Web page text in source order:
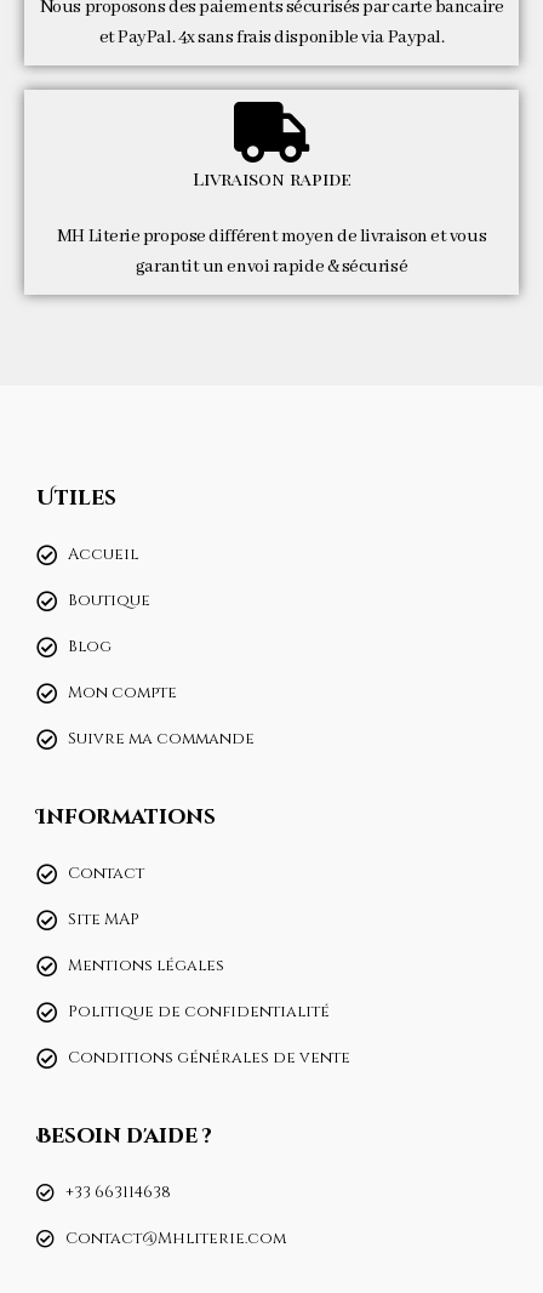
Nous proposons des paiements sécurisés par carte bancaire
et PayPal. 4x sans frais disponible via Paypal.
Livraison rapide
MH Literie propose différent moyen de livraison et vous
garantit un envoi rapide & sécurisé
Utiles
Accueil
Boutique
Blog
Mon compte
Suivre ma commande
Informations
Contact
Site MAP
Mentions légales
Politique de confidentialité
Conditions générales de vente
Besoin d'aide ?
+33 663114638
Contact@Mhliterie.com